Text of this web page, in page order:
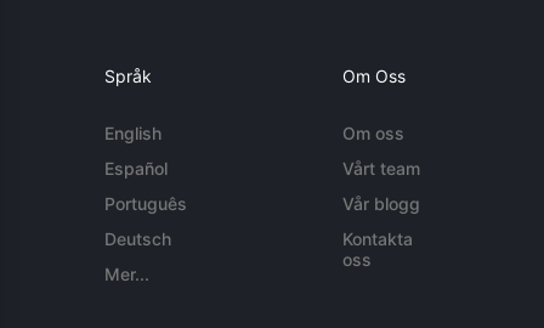
Språk
English
Español
Português
Deutsch
Mer...
Om Oss
Om oss
Vårt team
Vår blogg
Kontakta
oss